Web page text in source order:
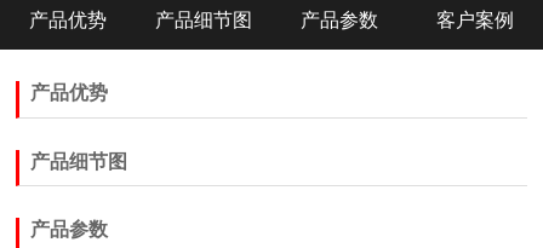
产品优势 产品细节图 产品参数 客户案例
产品优势
产品细节图
产品参数